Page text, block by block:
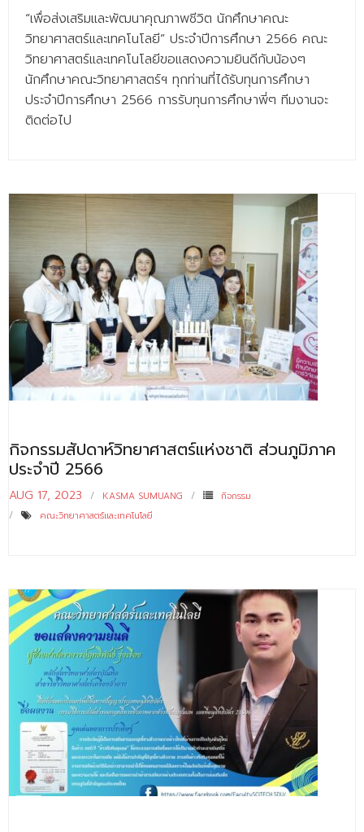
- - เทคโนโลยีสารสนเทศ
ศูนย์บริการ
- ศูนย์เครื่องมือปฏิบัติการวิทยาศาสตร์
- ศูนย์สิ่งแวดล้อม
- ข่าวประชาสัมพันธ์
- กิจกรรม
- ข่าวประชาสัมพันธ์ภายนอก
- ทุน/สมัครงาน/ศึกษาต่อ
วารสารคณะ
- ฐานข้อมูลงานวิจัย
- การจัดการความรู้ (KM Scitech)
- โครงการบริหารจัดการพื้นที่ 10 ไร่ ด้านหลังโรงสีข้าว
- ผลงาน/รางวัล
- SDU Zero Waste
- งานวิจัย/นวัตกรรม
ติดต่อเรา
“เพื่อส่งเสริมและพัฒนาคุณภาพชีวิต นักศึกษาคณะ
วิทยาศาสตร์และเทคโนโลยี” ประจำปีการศึกษา 2566 คณะ
วิทยาศาสตร์และเทคโนโลยีขอแสดงความยินดีกับน้องๆ
นักศึกษาคณะวิทยาศาสตร์ฯ ทุกท่านที่ได้รับทุนการศึกษา
ประจำปีการศึกษา 2566 การรับทุนการศึกษาพี่ๆ ทีมงานจะ
ติดต่อไป
กิจกรรมสัปดาห์วิทยาศาสตร์แห่งชาติ ส่วนภูมิภาค
ประจำปี 2566
AUG 17, 2023 KASMA SUMUANG
กิจกรรม
คณะวิทยาศาสตร์และเทคโนโลยี